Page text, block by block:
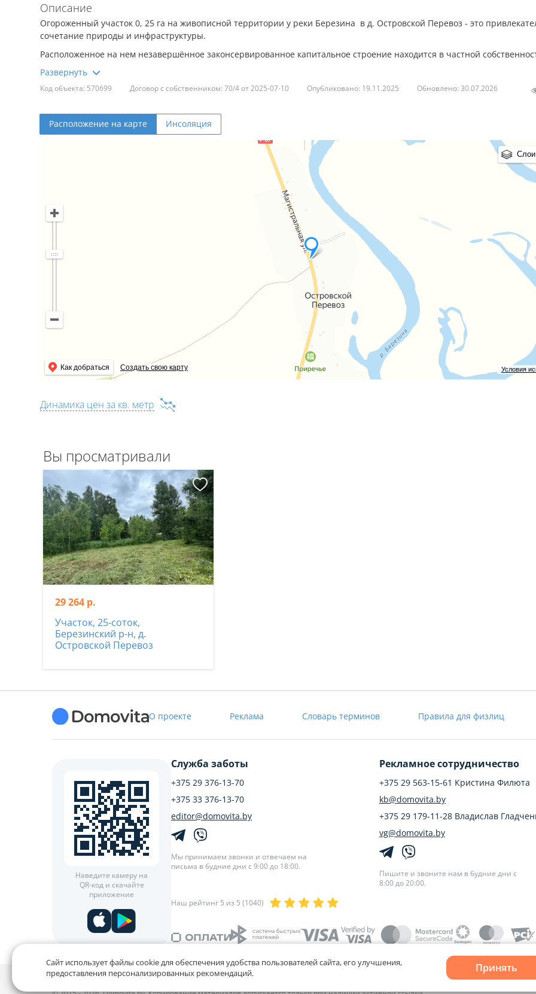
Описание
Огороженный участок 0, 25 га на живописной территории у реки Березина в д. Островской Перевоз - это
сочетание природы и инфраструктуры.
Расположенное на нем незавершённое законсервированное капитальное строение находится в частной
Этот благоустроенный уголок природы выделяется четкими границами, подчеркивающими его приватность.
Территория окружена разнообразной растительностью – высокими деревьями, кустарниками создавая естественную
и тень. Шум воды и пение птиц создает атмосферу спокойствия и гармонии.
Участок обнесен оградой, обеспечивающей безопасность и приватность.
Наличие фундамента позволяет построить дом или другое желаемое сооружение. Фундамент полностью подготовлен
строительства.
Огороженный, угловой участок с фундаментом на реке Березина – это идеальное место для строительства и удачной
инвестиции. Отличная возможность наслаждаться красотой белорусской природы и реализовывать собственные
Код объекта: 570699 Договор с собственником: 70/4 от 2025-07-10 Опубликовано: 19.11.2025 Обновлено: 30.07.2026
Расположение на карте Инсоляция
Условия
Как добраться Создать свою карту
Слои
Динамика цен за кв. метр
Вы просматривали
29 264 р.
Участок, 25-соток,
Березинский р-н, д.
Островской Перевоз
О проекте Реклама Словарь терминов Правила для физлиц
Наведите камеру на
QR-код и скачайте
приложение
Служба заботы
+375 29 376-13-70
+375 33 376-13-70
editor@domovita.by
Мы принимаем звонки и отвечаем на
письма в будние дни с 9:00 до 18:00.
Рекламное сотрудничество
+375 29 563-15-61 Кристина Филюта
kb@domovita.by
+375 29 179-11-28 Владислав
vg@domovita.by
Пишите и звоните нам в будние дни с
8:00 до 20:00.
Наш рейтинг 5 из 5 (1040)
Политика конфиденциальности,Политика обработки файлов cookie
Сайт использует файлы cookie для обеспечения удобства пользователей сайта, его улучшения,
предоставления персонализированных рекомендаций.
Принять